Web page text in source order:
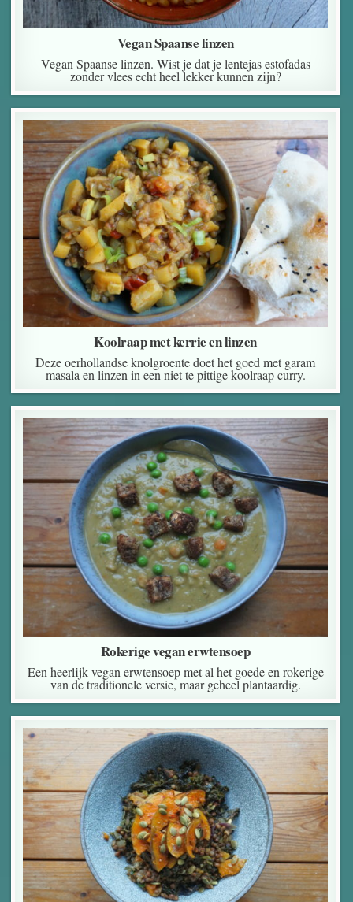
Vegan Spaanse linzen
Vegan Spaanse linzen. Wist je dat je lentejas estofadas
zonder vlees echt heel lekker kunnen zijn?
Koolraap met kerrie en linzen
Deze oerhollandse knolgroente doet het goed met garam
masala en linzen in een niet te pittige koolraap curry.
Rokerige vegan erwtensoep
Een heerlijk vegan erwtensoep met al het goede en rokerige
van de traditionele versie, maar geheel plantaardig.